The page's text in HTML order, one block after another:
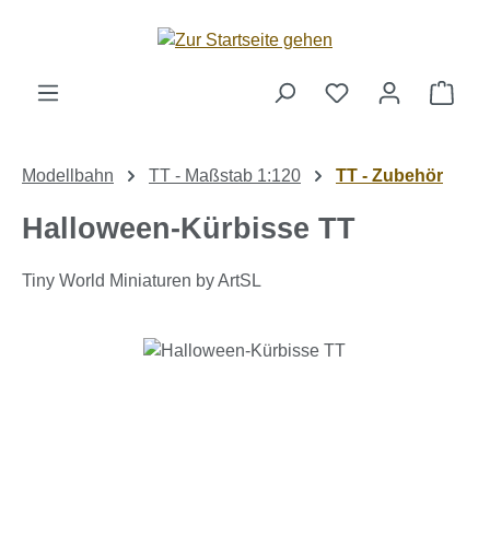
Zum Hauptinhalt springen
Modellbahn TT - Maßstab 1:120 TT - Zubehör
Halloween-Kürbisse TT
Tiny World Miniaturen by ArtSL
Bildergalerie überspringen